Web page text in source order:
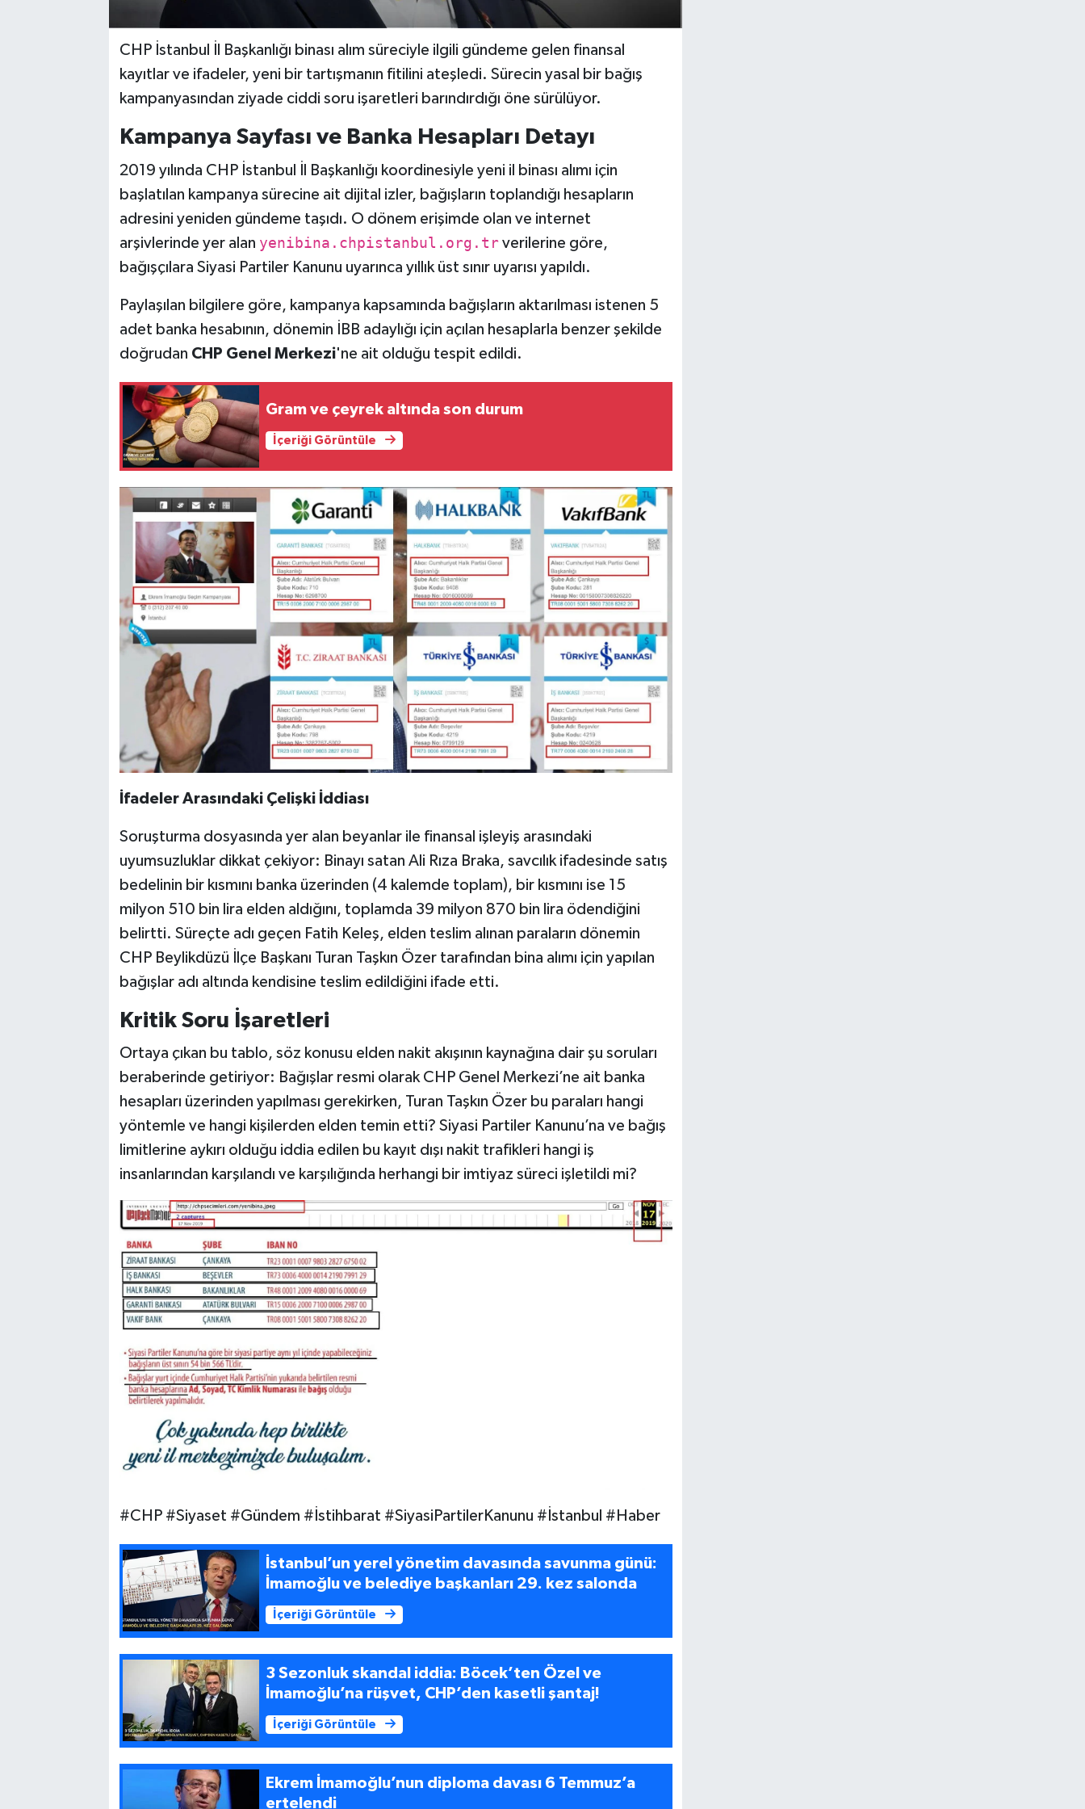
CHP İstanbul İl Başkanlığı binası alım süreciyle ilgili gündeme gelen finansal
kayıtlar ve ifadeler, yeni bir tartışmanın fitilini ateşledi. Sürecin yasal bir bağış
kampanyasından ziyade ciddi soru işaretleri barındırdığı öne sürülüyor.
Kampanya Sayfası ve Banka Hesapları Detayı
2019 yılında CHP İstanbul İl Başkanlığı koordinesiyle yeni il binası alımı için
başlatılan kampanya sürecine ait dijital izler, bağışların toplandığı hesapların
adresini yeniden gündeme taşıdı. O dönem erişimde olan ve internet
arşivlerinde yer alan yenibina.chpistanbul.org.trverilerine göre,
bağışçılara Siyasi Partiler Kanunu uyarınca yıllık üst sınır uyarısı yapıldı.
Paylaşılan bilgilere göre, kampanya kapsamında bağışların aktarılması istenen 5
adet banka hesabının, dönemin İBB adaylığı için açılan hesaplarla benzer şekilde
doğrudan CHP Genel Merkezi'ne ait olduğu tespit edildi.
Gram ve çeyrek altında son durum
İçeriği Görüntüle
İfadeler Arasındaki Çelişki İddiası
Soruşturma dosyasında yer alan beyanlar ile finansal işleyiş arasındaki
uyumsuzluklar dikkat çekiyor: Binayı satan Ali Rıza Braka, savcılık ifadesinde satış
bedelinin bir kısmını banka üzerinden (4 kalemde toplam), bir kısmını ise 15
milyon 510 bin lira elden aldığını, toplamda 39 milyon 870 bin lira ödendiğini
belirtti. Süreçte adı geçen Fatih Keleş, elden teslim alınan paraların dönemin
CHP Beylikdüzü İlçe Başkanı Turan Taşkın Özer tarafından bina alımı için yapılan
bağışlar adı altında kendisine teslim edildiğini ifade etti.
Kritik Soru İşaretleri
Ortaya çıkan bu tablo, söz konusu elden nakit akışının kaynağına dair şu soruları
beraberinde getiriyor: Bağışlar resmi olarak CHP Genel Merkezi’ne ait banka
hesapları üzerinden yapılması gerekirken, Turan Taşkın Özer bu paraları hangi
yöntemle ve hangi kişilerden elden temin etti? Siyasi Partiler Kanunu’na ve bağış
limitlerine aykırı olduğu iddia edilen bu kayıt dışı nakit trafikleri hangi iş
insanlarından karşılandı ve karşılığında herhangi bir imtiyaz süreci işletildi mi?
#CHP #Siyaset #Gündem #İstihbarat #SiyasiPartilerKanunu #İstanbul #Haber
İstanbul’un yerel yönetim davasında savunma günü:
İmamoğlu ve belediye başkanları 29. kez salonda
İçeriği Görüntüle
3 Sezonluk skandal iddia: Böcek’ten Özel ve
İmamoğlu’na rüşvet, CHP’den kasetli şantaj!
İçeriği Görüntüle
Ekrem İmamoğlu’nun diploma davası 6 Temmuz’a
ertelendi